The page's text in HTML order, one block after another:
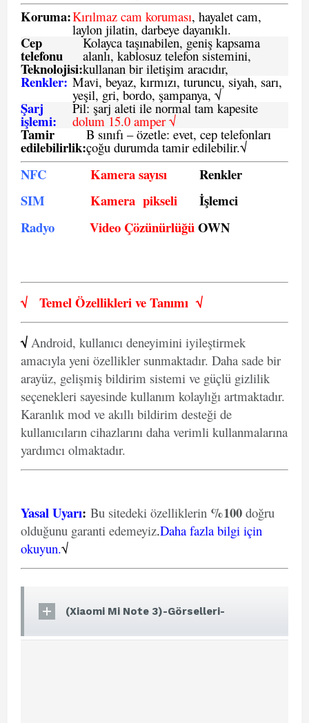
Koruma:Kırılmaz cam koruması, hayalet cam,
laylon jilatin, darbeye dayanıklı.
Cep
telefonu
Teknolojisi:
Kolayca taşınabilen, geniş kapsama
alanlı, kablosuz telefon sistemini,
kullanan bir iletişim aracıdır,
Renkler: Mavi, beyaz, kırmızı, turuncu, siyah, sarı,
yeşil, gri, bordo, şampanya, √
Şarj
işlemi:
Pil: şarj aleti ile normal tam kapesite
dolum 15.0 amper √
Tamir
edilebilirlik:
B sınıfı – özetle: evet, cep telefonları
çoğu durumda tamir edilebilir.√
NFC Kamera sayısı
Renkler
SIM
Kamera pikseli
İşlemci
Radyo
Video ÇözünürlüğüOWN
√ Temel Özellikleri veTanımı √
√ Android, kullanıcı deneyimini iyileştirmek
amacıyla yeni özellikler sunmaktadır. Daha sade bir
arayüz, gelişmiş bildirim sistemi ve güçlü gizlilik
seçenekleri sayesinde kullanım kolaylığı artmaktadır.
Karanlık mod ve akıllı bildirim desteği de
kullanıcıların cihazlarını daha verimli kullanmalarına
yardımcı olmaktadır.
Yasal Uyarı: Bu sitedeki özelliklerin %100 doğru
olduğunu garanti edemeyiz.Daha fazla bilgi için
okuyun.√
(Xiaomi Mi Note 3)-Görselleri-